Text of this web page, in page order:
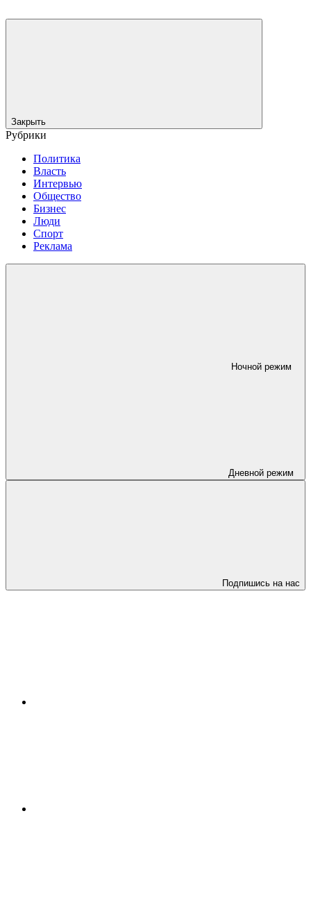
Закрыть
Рубрики
Политика
Власть
Интервью
Общество
Бизнес
Люди
Спорт
Реклама
Ночной режим
Дневной режим
Подпишись на нас